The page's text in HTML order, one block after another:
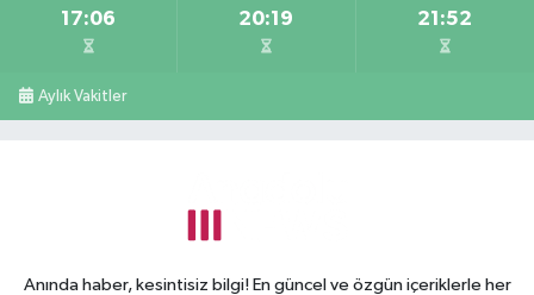
17:06 20:19 21:52
Aylık Vakitler
Anında haber, kesintisiz bilgi! En güncel ve özgün içeriklerle her